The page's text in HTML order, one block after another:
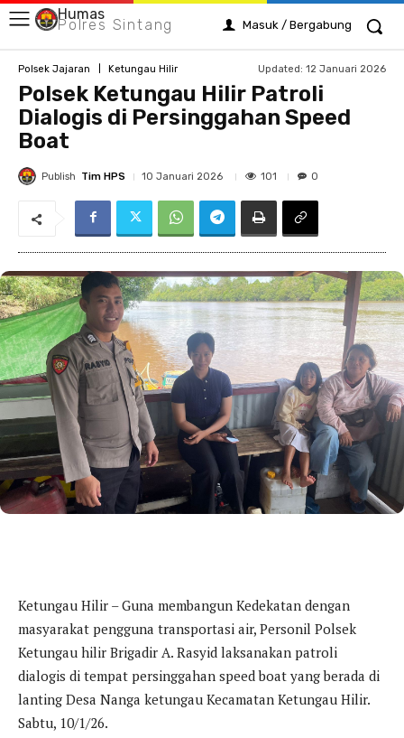
Humas
Polres Sintang Masuk / Bergabung
Polsek Jajaran Ketungau Hilir Updated: 12 Januari 2026
Polsek Ketungau Hilir Patroli
Dialogis di Persinggahan Speed
Boat
Publish Tim HPS 10 Januari 2026 101 0
Ketungau Hilir – Guna membangun Kedekatan dengan
masyarakat pengguna transportasi air, Personil Polsek
Ketungau hilir Brigadir A. Rasyid laksanakan patroli
dialogis di tempat persinggahan speed boat yang berada di
lanting Desa Nanga ketungau Kecamatan Ketungau Hilir.
Sabtu, 10/1/26.